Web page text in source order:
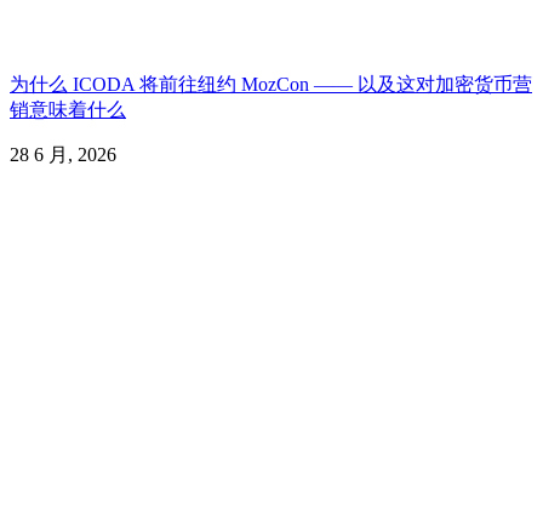
为什么 ICODA 将前往纽约 MozCon —— 以及这对加密货币营
销意味着什么
28 6 月, 2026